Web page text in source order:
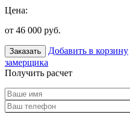
Цена:
от 46 000 руб.
Заказать Добавить в корзину
замерщика
Получить расчет